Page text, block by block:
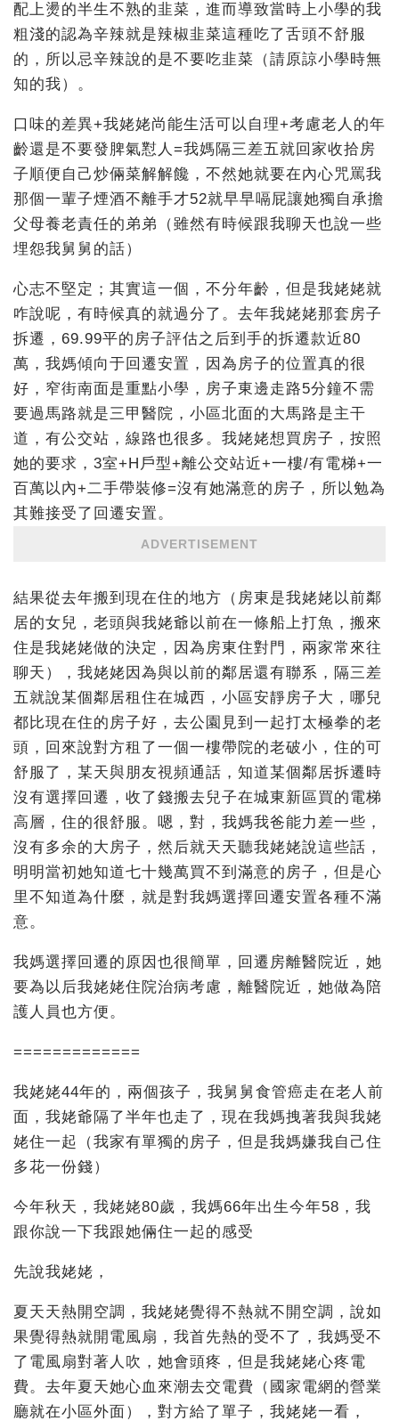
配上燙的半生不熟的韭菜，進而導致當時上小學的我
粗淺的認為辛辣就是辣椒韭菜這種吃了舌頭不舒服
的，所以忌辛辣說的是不要吃韭菜（請原諒小學時無
知的我）。
口味的差異+我姥姥尚能生活可以自理+考慮老人的年
齡還是不要發脾氣懟人=我媽隔三差五就回家收拾房
子順便自己炒倆菜解解饞，不然她就要在內心咒罵我
那個一輩子煙酒不離手才52就早早嗝屁讓她獨自承擔
父母養老責任的弟弟（雖然有時候跟我聊天也說一些
埋怨我舅舅的話）
心志不堅定；其實這一個，不分年齡，但是我姥姥就
咋說呢，有時候真的就過分了。去年我姥姥那套房子
拆遷，69.99平的房子評估之后到手的拆遷款近80
萬，我媽傾向于回遷安置，因為房子的位置真的很
好，窄街南面是重點小學，房子東邊走路5分鐘不需
要過馬路就是三甲醫院，小區北面的大馬路是主干
道，有公交站，線路也很多。我姥姥想買房子，按照
她的要求，3室+H戶型+離公交站近+一樓/有電梯+一
百萬以內+二手帶裝修=沒有她滿意的房子，所以勉為
其難接受了回遷安置。
ADVERTISEMENT
結果從去年搬到現在住的地方（房東是我姥姥以前鄰
居的女兒，老頭與我姥爺以前在一條船上打魚，搬來
住是我姥姥做的決定，因為房東住對門，兩家常來往
聊天），我姥姥因為與以前的鄰居還有聯系，隔三差
五就說某個鄰居租住在城西，小區安靜房子大，哪兒
都比現在住的房子好，去公園見到一起打太極拳的老
頭，回來說對方租了一個一樓帶院的老破小，住的可
舒服了，某天與朋友視頻通話，知道某個鄰居拆遷時
沒有選擇回遷，收了錢搬去兒子在城東新區買的電梯
高層，住的很舒服。嗯，對，我媽我爸能力差一些，
沒有多余的大房子，然后就天天聽我姥姥說這些話，
明明當初她知道七十幾萬買不到滿意的房子，但是心
里不知道為什麼，就是對我媽選擇回遷安置各種不滿
意。
我媽選擇回遷的原因也很簡單，回遷房離醫院近，她
要為以后我姥姥住院治病考慮，離醫院近，她做為陪
護人員也方便。
=============
我姥姥44年的，兩個孩子，我舅舅食管癌走在老人前
面，我姥爺隔了半年也走了，現在我媽拽著我與我姥
姥住一起（我家有單獨的房子，但是我媽嫌我自己住
多花一份錢）
今年秋天，我姥姥80歲，我媽66年出生今年58，我
跟你說一下我跟她倆住一起的感受
先說我姥姥，
夏天天熱開空調，我姥姥覺得不熱就不開空調，說如
果覺得熱就開電風扇，我首先熱的受不了，我媽受不
了電風扇對著人吹，她會頭疼，但是我姥姥心疼電
費。去年夏天她心血來潮去交電費（國家電網的營業
廳就在小區外面），對方給了單子，我姥姥一看，